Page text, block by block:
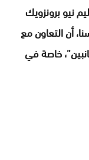
نيو برونزويك
أن التعاون مع
خاصة في